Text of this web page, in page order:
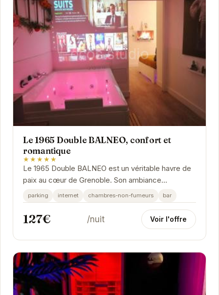
Le 1965 Double BALNEO, confort et
romantique
★★★★★
Le 1965 Double BALNEO est un véritable havre de
paix au cœur de Grenoble. Son ambiance
chaleureuse et ses équipements modernes,
notamment sa...
parking internet chambres-non-fumeurs bar
127€ /nuit Voir l'offre